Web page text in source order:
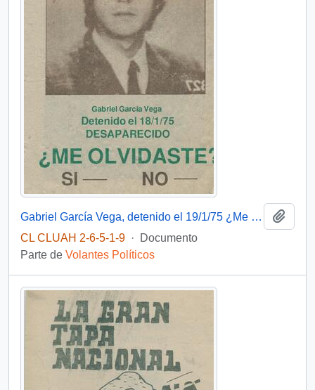
Gabriel García Vega, detenido el 19/1/75 ¿Me olvidaste?
CL CLUAH 2-6-5-1-9 ·
Documento
Parte de Volantes Políticos